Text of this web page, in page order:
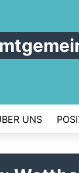
UNS